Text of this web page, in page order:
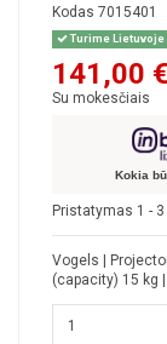
Kodas 7015401
Turime Lietuvoje
141,00 €
Su mokesčiais
Kokia
Pristatymas 1 - 3
Vogels |
(capacity) 15 kg